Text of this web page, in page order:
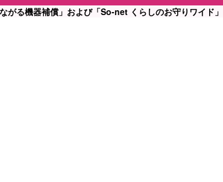
がる機器補償」および「So-net くらしのお守りワイド